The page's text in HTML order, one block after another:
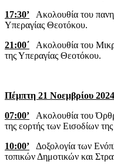
17:30’ Ακολουθία του
Υπεραγίας Θεοτόκου.
21:00΄ Ακολουθία του
της Υπεραγίας Θεοτόκου.
Πέμπτη 21 Νοεμβρίου 2024
07:00’ Ακολουθία του
της εορτής των Εισοδίων
10:00’ Δοξολογία των
τοπικών Δημοτικών και